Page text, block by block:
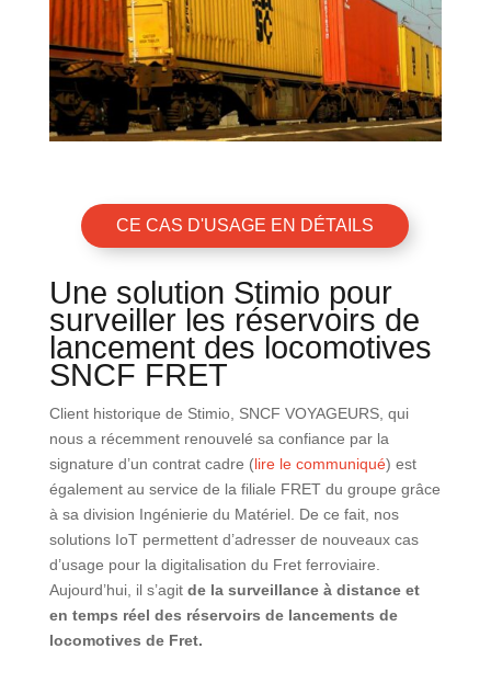
CE CAS D'USAGE EN DÉTAILS
Une solution Stimio pour
surveiller les réservoirs de
lancement des locomotives
SNCF FRET
Client historique de Stimio, SNCF VOYAGEURS, qui
nous a récemment renouvelé sa confiance par la
signature d’un contrat cadre (lire le communiqué) est
également au service de la filiale FRET du groupe grâce
à sa division Ingénierie du Matériel. De ce fait, nos
solutions IoT permettent d’adresser de nouveaux cas
d’usage pour la digitalisation du Fret ferroviaire.
Aujourd’hui, il s’agit de la surveillance à distance et
en temps réel des réservoirs de lancements de
locomotives de Fret.